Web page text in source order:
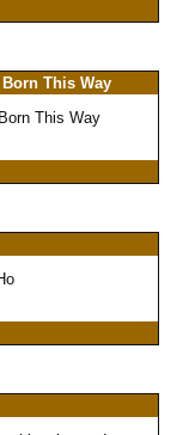
This Way
This Way